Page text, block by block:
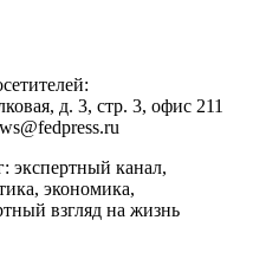
д. 3, стр. 3, офис 211
экспертный канал,
экономика,
взгляд на жизнь